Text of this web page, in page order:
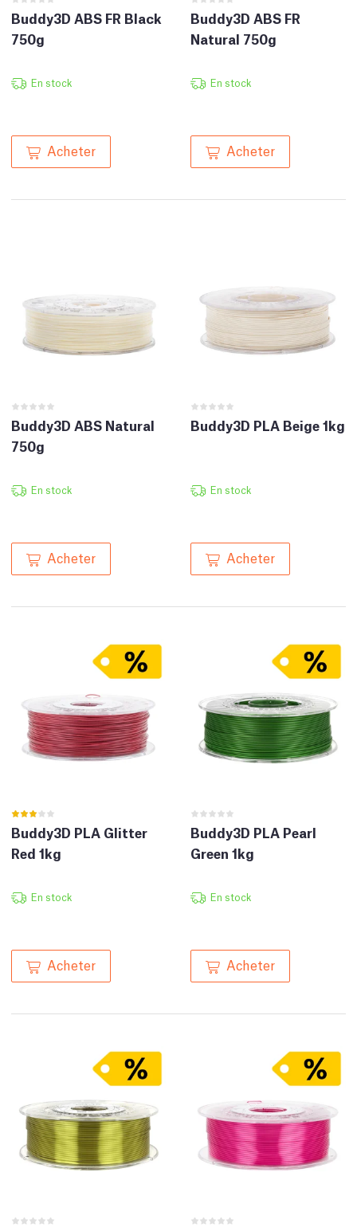
Buddy3D ABS FR Black
750g
En stock
Acheter
Buddy3D ABS FR
Natural 750g
En stock
Acheter
Buddy3D ABS Natural
750g
En stock
Acheter
Buddy3D PLA Beige 1kg
En stock
Acheter
Buddy3D PLA Glitter
Red 1kg
En stock
Acheter
Buddy3D PLA Pearl
Green 1kg
En stock
Acheter